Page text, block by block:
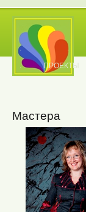
. . .
. ПРОЕКТЫ
Мастера